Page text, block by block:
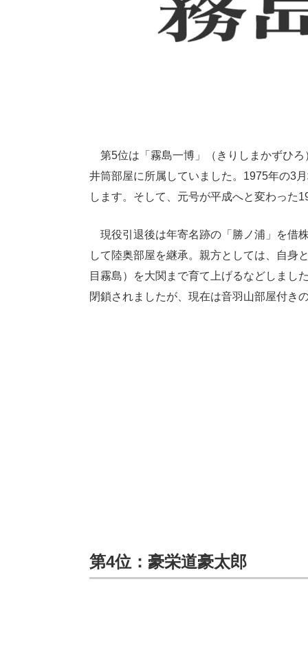
第5位は「霧島一博」（きりしまかずひ
井筒部屋に所属していました。1975年の3
します。そして、元号が平成へと変わった
現役引退後は年寄名跡の「勝ノ浦」を借
して陸奥部屋を継承。親方としては、自身
目霧島）を大関まで育て上げるなどしまし
閉鎖されましたが、現在は音羽山部屋付き
第4位：豪栄道豪太郎